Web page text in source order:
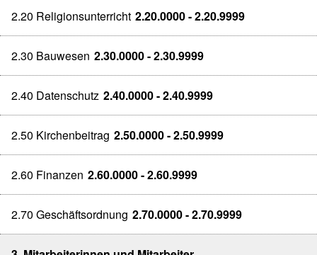
2.20 Religionsunterricht 2.20.0000 - 2.20.9999
2.30 Bauwesen 2.30.0000 - 2.30.9999
2.40 Datenschutz 2.40.0000 - 2.40.9999
2.50 Kirchenbeitrag 2.50.0000 - 2.50.9999
2.60 Finanzen 2.60.0000 - 2.60.9999
2.70 Geschäftsordnung 2.70.0000 - 2.70.9999